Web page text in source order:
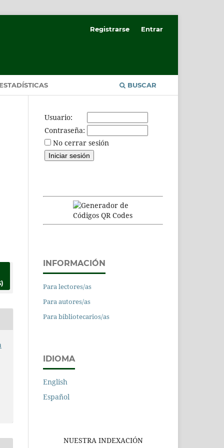
BUSCAR
Registrarse Entrar
Usuario:
Contraseña:
No cerrar sesión
INFORMACIÓN
Para lectores/as
Para autores/as
Para bibliotecarios/as
IDIOMA
English
Español
NUESTRA INDEXACIÓN